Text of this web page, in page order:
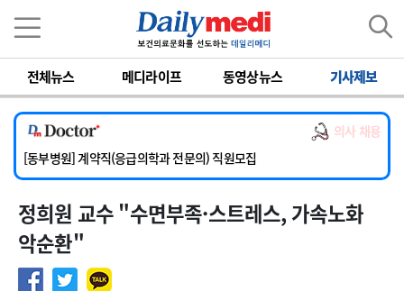
전체뉴스 메디라이프 동영상뉴스 기사제보
의사 채용
[서울아산병원] 2026년 하반기 인턴 모집
[영남대학교의료원] 마취통증의학과 임기제 임상의사 채용
[충남대학교병원] 소아청소년과(소아응급전담) 계약직 의사 공개채용
[동부병원] 계약직(응급의학과 전문의) 직원모집
[이대목동병원] 하반기 전공의(레지던트1년차) 모집
[서울아산병원] 2026년 하반기 인턴 모집
[영남대학교의료원] 마취통증의학과 임기제 임상의사 채용
정희원 교수 "수면부족·스트레스, 가속노화
악순환"